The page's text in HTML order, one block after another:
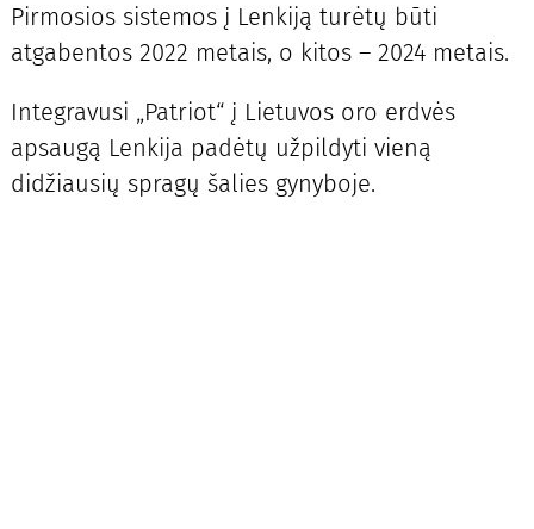
Pirmosios sistemos į Lenkiją turėtų būti
atgabentos 2022 metais, o kitos – 2024 metais.
Integravusi „Patriot“ į Lietuvos oro erdvės
apsaugą Lenkija padėtų užpildyti vieną
didžiausių spragų šalies gynyboje.